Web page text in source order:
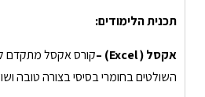
תכנית הלימודים:
אקסל (Excel
) –קורס אקסל מתקדם
השולטים בחומרי בסיסי בצורה טובה